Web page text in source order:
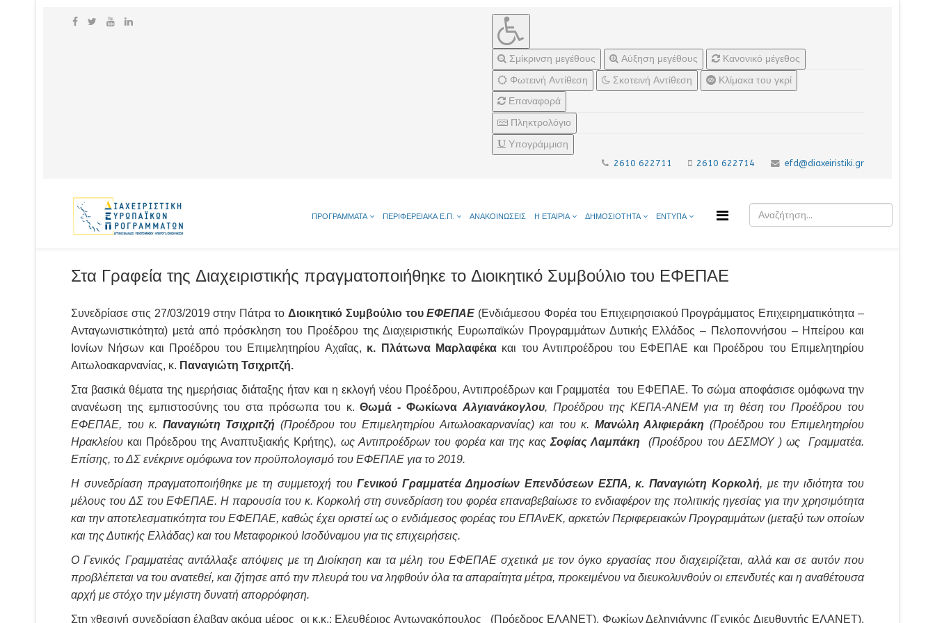
Σμίκρινση μεγέθους Αύξηση μεγέθους
Κανονικό μέγεθος
Φωτεινή Αντίθεση
Σκοτεινή Αντίθεση
Κλίμακα του γκρί
Επαναφορά
Πληκτρολόγιο
Υπογράμμιση
2610 622711 2610 622714 efd@diaxeiristiki.gr
ΠΡΟΓΡΑΜΜΑΤΑ ΠΕΡΙΦΕΡΕΙΑΚΑ Ε.Π. ΑΝΑΚΟΙΝΩΣΕΙΣ Η ΕΤΑΙΡΙΑ ΔΗΜΟΣΙΟΤΗΤΑ ΕΝΤΥΠΑ
Στα Γραφεία της Διαχειριστικής πραγματοποιήθηκε το Διοικητικό Συμβούλιο του ΕΦΕΠΑΕ
Συνεδρίασε στις 27/03/2019 στην Πάτρα το Διοικητικό Συμβούλιο τουΕΦΕΠΑΕ (Ενδιάμεσου Φορέα του Επιχειρησιακού Προγράμματος Επιχειρηματικότητα –
Ανταγωνιστικότητα) μετά από πρόσκληση του Προέδρου της Διαχειριστικής Ευρωπαϊκών Προγραμμάτων Δυτικής Ελλάδος – Πελοποννήσου – Ηπείρου και
Ιονίων Νήσων και Προέδρου του Επιμελητηρίου Αχαΐας, κ. Πλάτωνα Μαρλαφέκα και του Αντιπροέδρου του ΕΦΕΠΑΕ και Προέδρου του Επιμελητηρίου
Αιτωλοακαρνανίας, κ. Παναγιώτη Τσιχριτζή.
Στα βασικά θέματα της ημερήσιας διάταξης ήταν και η εκλογή νέου Προέδρου, Αντιπροέδρων και Γραμματέα του ΕΦΕΠΑΕ. Το σώμα αποφάσισε ομόφωνα την
ανανέωση της εμπιστοσύνης του στα πρόσωπα του κ.Θωμά - Φωκίωνα Αλγιανάκογλου, Προέδρου της ΚΕΠΑ-ΑΝΕΜ για τη θέση του Προέδρου του
ΕΦΕΠΑΕ, του κ. Παναγιώτη Τσιχριτζή (Προέδρου του Επιμελητηρίου Αιτωλοακαρνανίας) και του κ. Μανώλη Αλιφιεράκη (Προέδρου του Επιμελητηρίου
Ηρακλείου και Πρόεδρου της Αναπτυξιακής Κρήτης), ως Αντιπροέδρων του φορέα και της καςΣοφίας Λαμπάκη (Προέδρου του ΔΕΣΜΟΥ ) ως Γραμματέα.
Επίσης, το ΔΣ ενέκρινε ομόφωνα τον προϋπολογισμό του ΕΦΕΠΑΕ για το 2019.
Η συνεδρίαση πραγματοποιήθηκε με τη συμμετοχή τουΓενικού Γραμματέα Δημοσίων Επενδύσεων ΕΣΠΑ, κ. Παναγιώτη Κορκολή, με την ιδιότητα του
μέλους του ΔΣ του ΕΦΕΠΑΕ. Η παρουσία του κ. Κορκολή στη συνεδρίαση του φορέα επαναβεβαίωσε το ενδιαφέρον της πολιτικής ηγεσίας για την χρησιμότητα
και την αποτελεσματικότητα του ΕΦΕΠΑΕ, καθώς έχει οριστεί ως ο ενδιάμεσος φορέας του ΕΠΑνΕΚ, αρκετών Περιφερειακών Προγραμμάτων (μεταξύ των οποίων
και της Δυτικής Ελλάδας) και του Μεταφορικού Ισοδύναμου για τις επιχειρήσεις.
Ο Γενικός Γραμματέας αντάλλαξε απόψεις με τη Διοίκηση και τα μέλη του ΕΦΕΠΑΕ σχετικά με τον όγκο εργασίας που διαχειρίζεται, αλλά και σε αυτόν που
προβλέπεται να του ανατεθεί, και ζήτησε από την πλευρά του να ληφθούν όλα τααπαραίτητα μέτρα, προκειμένου να διευκολυνθούν οι επενδυτές και η αναθέτουσα
αρχή με στόχο την μέγιστη δυνατή απορρόφηση.
Στη χθεσινή συνεδρίαση έλαβαν ακόμα μέρος οι κ.κ.: Ελευθέριος Αντωνακόπουλος (Πρόεδρος ΕΛΑΝΕΤ), Φωκίων Δεληγιάννης (Γενικός Διευθυντής ΕΛΑΝΕΤ),